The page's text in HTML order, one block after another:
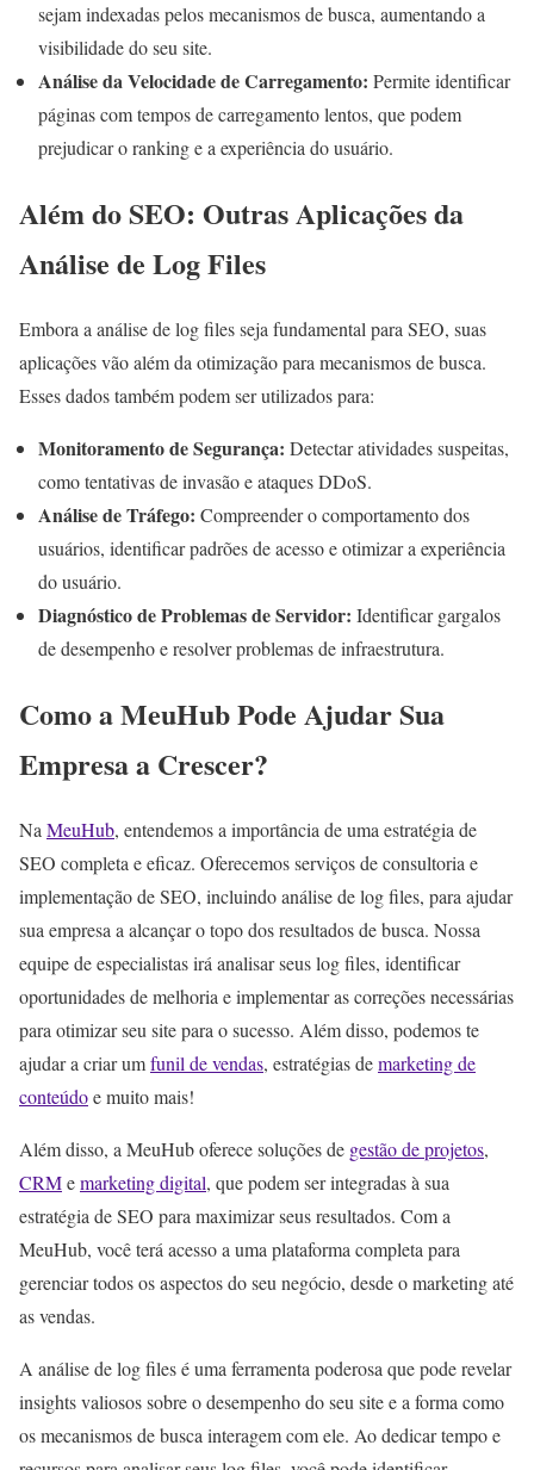
sejam indexadas pelos mecanismos de busca, aumentando a
visibilidade do seu site.
Análise da Velocidade de Carregamento: Permite identificar
páginas com tempos de carregamento lentos, que podem
prejudicar o ranking e a experiência do usuário.
Além do SEO: Outras Aplicações da
Análise de Log Files
Embora a análise de log files seja fundamental para SEO, suas
aplicações vão além da otimização para mecanismos de busca.
Esses dados também podem ser utilizados para:
Monitoramento de Segurança: Detectar atividades suspeitas,
como tentativas de invasão e ataques DDoS.
Análise de Tráfego: Compreender o comportamento dos
usuários, identificar padrões de acesso e otimizar a experiência
do usuário.
Diagnóstico de Problemas de Servidor: Identificar gargalos
de desempenho e resolver problemas de infraestrutura.
Como a MeuHub Pode Ajudar Sua
Empresa a Crescer?
Na MeuHub, entendemos a importância de uma estratégia de
SEO completa e eficaz. Oferecemos serviços de consultoria e
implementação de SEO, incluindo análise de log files, para ajudar
sua empresa a alcançar o topo dos resultados de busca. Nossa
equipe de especialistas irá analisar seus log files, identificar
oportunidades de melhoria e implementar as correções necessárias
para otimizar seu site para o sucesso. Além disso, podemos te
ajudar a criar umfunil de vendas, estratégias demarketing de
conteúdoe muito mais!
Além disso, a MeuHub oferece soluções de gestão de projetos,
CRMemarketing digital, que podem ser integradas à sua
estratégia de SEO para maximizar seus resultados. Com a
MeuHub, você terá acesso a uma plataforma completa para
gerenciar todos os aspectos do seu negócio, desde o marketing até
as vendas.
A análise de log files é uma ferramenta poderosa que pode revelar
insights valiosos sobre o desempenho do seu site e a forma como
os mecanismos de busca interagem com ele. Ao dedicar tempo e